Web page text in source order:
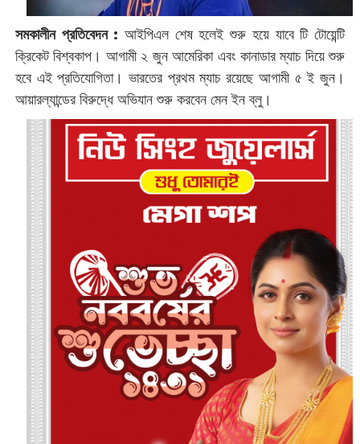
সমকালীন প্রতিবেদন : ‌আইপিএল শেষ হলেই শুরু হয়ে যাবে টি টোয়েন্টি
ক্রিকেট বিশ্বকাপ। আগামী ২ জুন আমেরিকা এবং কানাডার ম্যাচ দিয়ে শুরু
হবে এই প্রতিযোগিতা। ভারতের প্রথম ম্যাচ রয়েছে আগামী ৫ ই জুন।
আয়ারল্যান্ডের বিরুদ্ধে অভিযান শুরু করবেন মেন ইন ব্লু।